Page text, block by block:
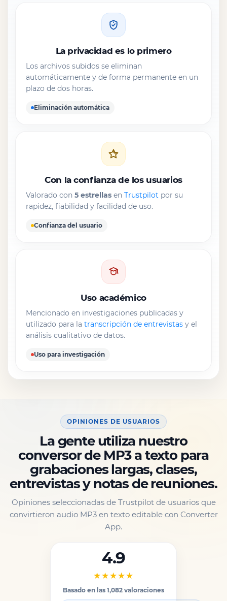
La privacidad es lo primero
Los archivos subidos se eliminan
automáticamente y de forma permanente en un
plazo de dos horas.
Eliminación automática
Con la confianza de los usuarios
Valorado con 5 estrellas en Trustpilot por su
rapidez, fiabilidad y facilidad de uso.
Confianza del usuario
Uso académico
Mencionado en investigaciones publicadas y
utilizado para la transcripción de entrevistas y el
análisis cualitativo de datos.
Uso para investigación
OPINIONES DE USUARIOS
La gente utiliza nuestro
conversor de MP3 a texto para
grabaciones largas, clases,
entrevistas y notas de reuniones.
Opiniones seleccionadas de Trustpilot de usuarios que
convirtieron audio MP3 en texto editable con Converter
App.
4.9
★★★★★
Basado en las 1,082 valoraciones